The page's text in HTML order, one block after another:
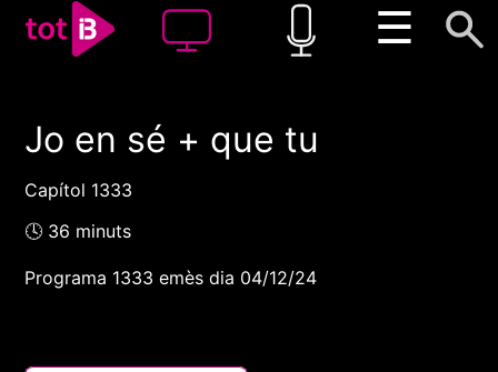
☰
00:00 00:00
Jo en sé + que tu
Capítol 1333
🕓 36 minuts
Programa 1333 emès dia 04/12/24